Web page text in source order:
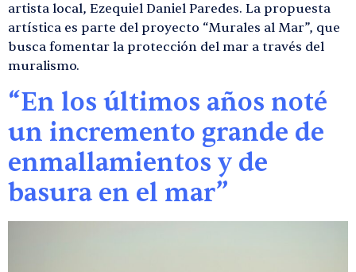
artista local, Ezequiel Daniel Paredes. La propuesta
artística es parte del proyecto “Murales al Mar”, que
busca fomentar la protección del mar a través del
muralismo.
“En los últimos años noté
un incremento grande de
enmallamientos y de
basura en el mar”